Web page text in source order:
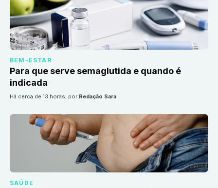
BEM-ESTAR
Para que serve semaglutida e quando é
indicada
há cerca de 13 horas, por Redação Sara
SAÚDE